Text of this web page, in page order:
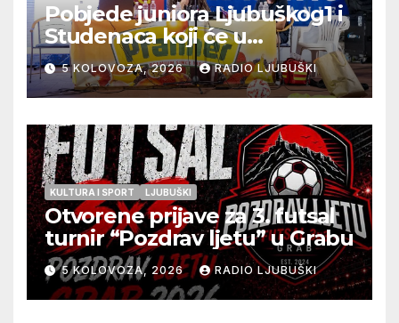
Pobjede juniora Ljubuškog1 i
Studenaca koji će u
međusobnom susretu
odlučiti o prvom mjestu u
skupini “A”, seniori Teskere
upisali treću pobjedu,
Radišići “otpali”, a Humac se
pobjedom protiv Crvenog
Grma “vratio u igru”
5 KOLOVOZA, 2026 RADIO LJUBUŠKI
KULTURA I SPORT LJUBUŠKI
Otvorene prijave za 3. futsal
turnir “Pozdrav ljetu” u Grabu
5 KOLOVOZA, 2026 RADIO LJUBUŠKI